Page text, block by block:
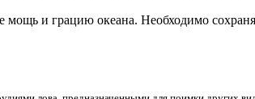
и грацию океана. Необходимо